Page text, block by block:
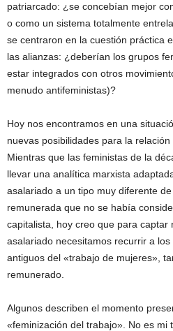
patriarcado: ¿se concebían mejor
o como un sistema totalmente
se centraron en la cuestión práctica
las alianzas: ¿deberían los grupos
estar integrados con otros
menudo antifeministas)?
Hoy nos encontramos en una
nuevas posibilidades para la
Mientras que las feministas de la
llevar una analítica marxista
asalariado a un tipo muy diferente
remunerada que no se había
capitalista, hoy creo que para captar
asalariado necesitamos recurrir a
antiguos del «trabajo de mujeres»,
remunerado.
Algunos describen el momento
«feminización del trabajo». No es mi